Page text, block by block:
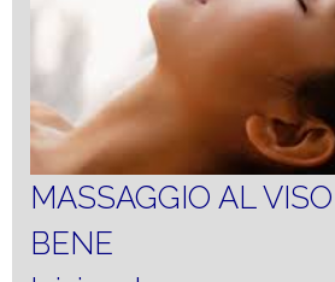
MASSAGGIO AL
BENE